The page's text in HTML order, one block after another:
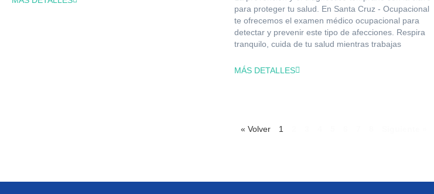
para proteger tu salud. En Santa Cruz - Ocupacional
te ofrecemos el examen médico ocupacional para
detectar y prevenir este tipo de afecciones. Respira
tranquilo, cuida de tu salud mientras trabajas
MÁS DETALLES
« Volver 1